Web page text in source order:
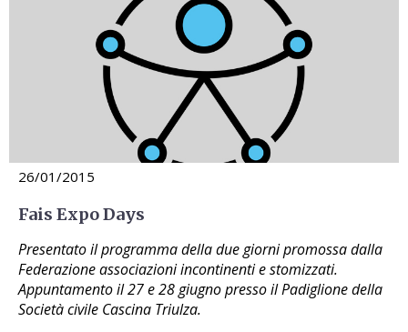
26/01/2015
Fais Expo Days
Presentato il programma della due giorni promossa dalla
Federazione associazioni incontinenti e stomizzati.
Appuntamento il 27 e 28 giugno presso il Padiglione della
Società civile Cascina Triulza.